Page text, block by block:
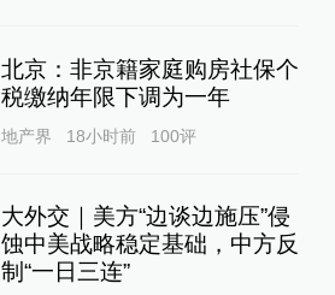
北京：非京籍家庭购房社保个
税缴纳年限下调为一年
地产界 18小时前 100评
大外交｜美方“边谈边施压”侵
蚀中美战略稳定基础，中方反
制“一日三连”